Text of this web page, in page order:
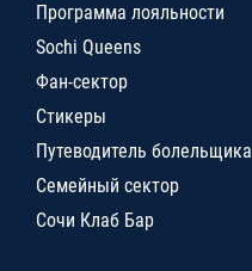
Программа лояльности
Sochi Queens
Фан-сектор
Стикеры
Путеводитель болельщика
Семейный сектор
Сочи Клаб Бар